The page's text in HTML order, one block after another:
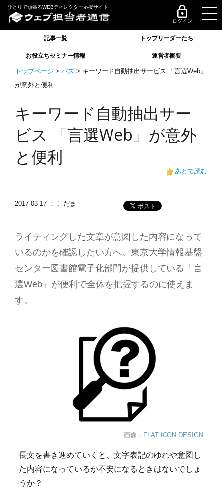
ひとりで頑張るWEBディレクター応援サイト
ログイン
記事一覧 トップリーダーたち
お役立ちセミナー情報 運営者概要
トップページ > バズ > キーワード自動抽出サービス 「言選Web」
が意外と便利
キーワード自動抽出サー
ビス 「言選Web」が意外
と便利
あとで読む
2017-03-17 ： こだま
ライティングした文章が意図した内容になって
いるのかを確認したい方へ。東京大学情報基盤
センター図書館電子化部門が提供している「言
選Web」が便利で全体を把握するのに使えま
す。
画像： FLAT ICON DESIGN
長文を書き進めていくと、文字表記のゆれや意図し
た内容になっているか不安になるときはないでしょ
うか？